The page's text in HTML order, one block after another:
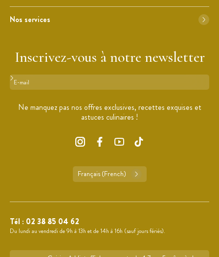
Nos services
Inscrivez-vous à notre newsletter
Format : adresse@email.com
Ne manquez pas nos offres exclusives, recettes exquises et
astuces culinaires !
Français (French)
Tél : 02 38 85 04 62
Du lundi au vendredi de 9h à 13h et de 14h à 16h (sauf jours fériés).